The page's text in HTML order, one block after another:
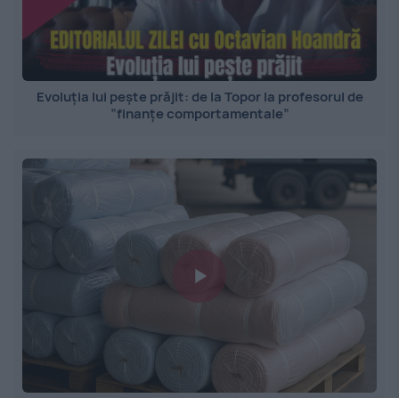
Evoluția lui pește prăjit: de la Topor la profesorul de
”finanțe comportamentale”